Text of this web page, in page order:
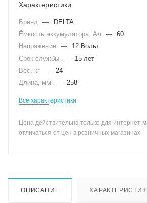
Характеристики
Бренд —
DELTA
Ёмкость аккумулятора, Ач
— 60
Напряжение —
12 Вольт
Срок службы —
15 лет
Вес, кг — 24
Длина, мм
— 258
Все характеристики
Цена действительна только для интернет-
отличаться от цен в розничных магазинах
ОПИСАНИЕ